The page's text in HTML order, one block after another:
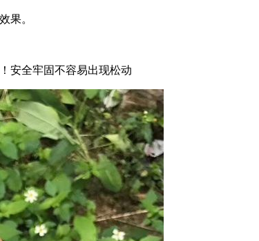
果。
安全牢固不容易出现松动